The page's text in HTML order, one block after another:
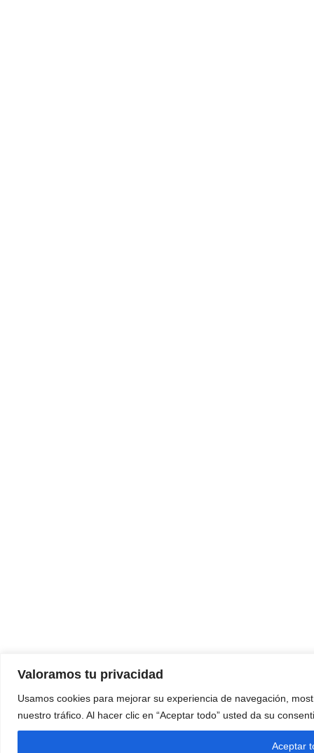
Valoramos tu privacidad
Usamos cookies para mejorar su experiencia de navegación,
nuestro tráfico. Al hacer clic en “Aceptar todo” usted da su
Aceptar